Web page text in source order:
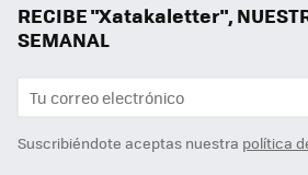
RECIBE "Xatakaletter",
SEMANAL
Suscribiéndote aceptas nuestra política